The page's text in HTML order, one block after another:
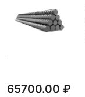
65700.00 ₽